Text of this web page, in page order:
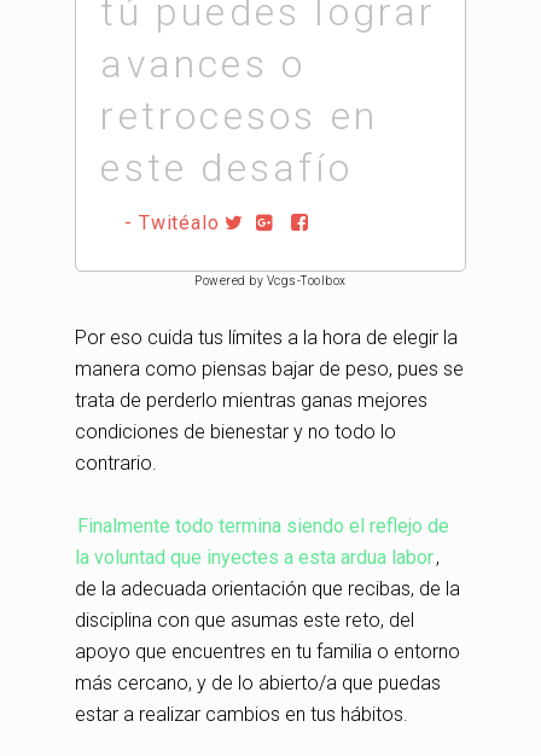
tú puedes lograr
avances o
retrocesos en
este desafío
- Twitéalo
Powered by Vcgs-Toolbox
Por eso cuida tus límites a la hora de elegir la
manera como piensas bajar de peso, pues se
trata de perderlo mientras ganas mejores
condiciones de bienestar y no todo lo
contrario.
Finalmente todo termina siendo el reflejo de
la voluntad que inyectes a esta ardua labor,
de la adecuada orientación que recibas, de la
disciplina con que asumas este reto, del
apoyo que encuentres en tu familia o entorno
más cercano, y de lo abierto/a que puedas
estar a realizar cambios en tus hábitos.